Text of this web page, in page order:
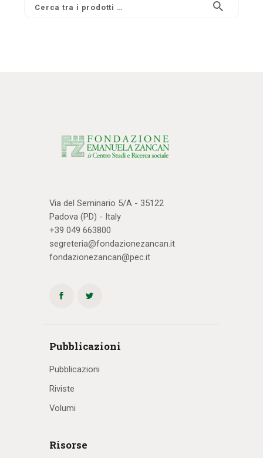
Via del Seminario 5/A - 35122
Padova (PD) - Italy
+39 049 663800
segreteria@fondazionezancan.it
fondazionezancan@pec.it
Pubblicazioni
Pubblicazioni
Riviste
Volumi
Risorse